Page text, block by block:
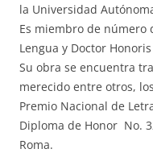
la Universidad
Es miembro de número
Lengua y Doctor
Su obra se encuentra
merecido entre otros,
Premio Nacional de
Diploma de Honor No.
Roma.